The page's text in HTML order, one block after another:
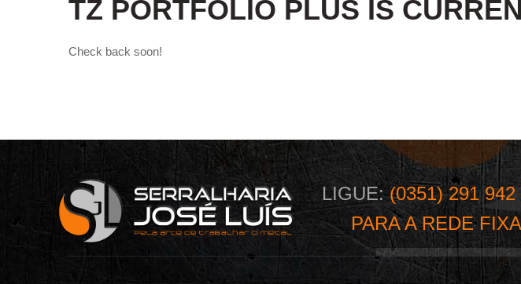
TZ PORTFOLIO PLUS IS
Check back soon!
LIGUE:(0351) 291
PARA A REDE